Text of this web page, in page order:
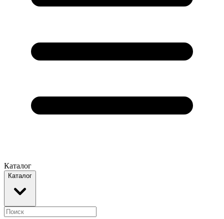
Каталог
Каталог